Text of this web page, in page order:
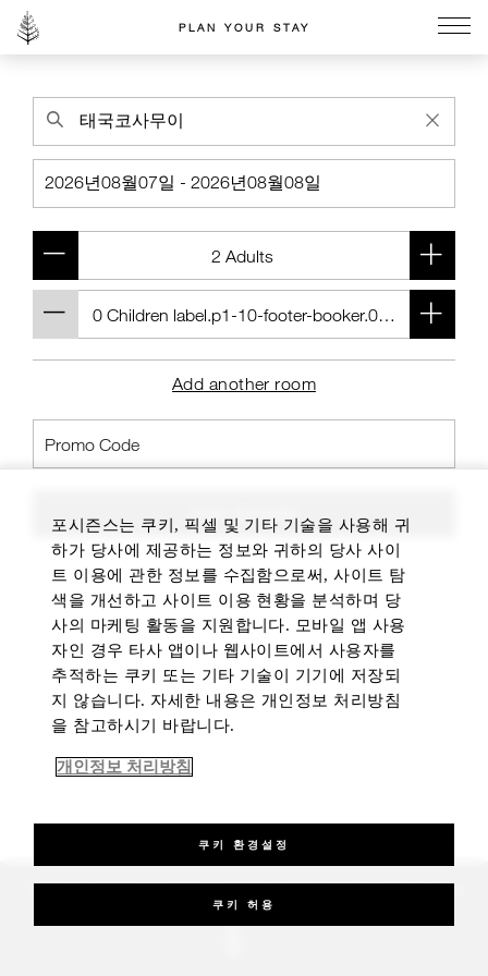
PLAN YOUR STAY
Add another room
FIND ROOMS
_Four Seasons Hotels Limited 1997-2026. All Rights Reserved.
포시즌스는 쿠키, 픽셀 및 기타 기술을 사용해 귀
하가 당사에 제공하는 정보와 귀하의 당사 사이
트 이용에 관한 정보를 수집함으로써, 사이트 탐
색을 개선하고 사이트 이용 현황을 분석하며 당
사의 마케팅 활동을 지원합니다. 모바일 앱 사용
자인 경우 타사 앱이나 웹사이트에서 사용자를
추적하는 쿠키 또는 기타 기술이 기기에 저장되
지 않습니다. 자세한 내용은 개인정보 처리방침
을 참고하시기 바랍니다.
개인정보 처리방침
쿠키 환경설정
쿠키 허용